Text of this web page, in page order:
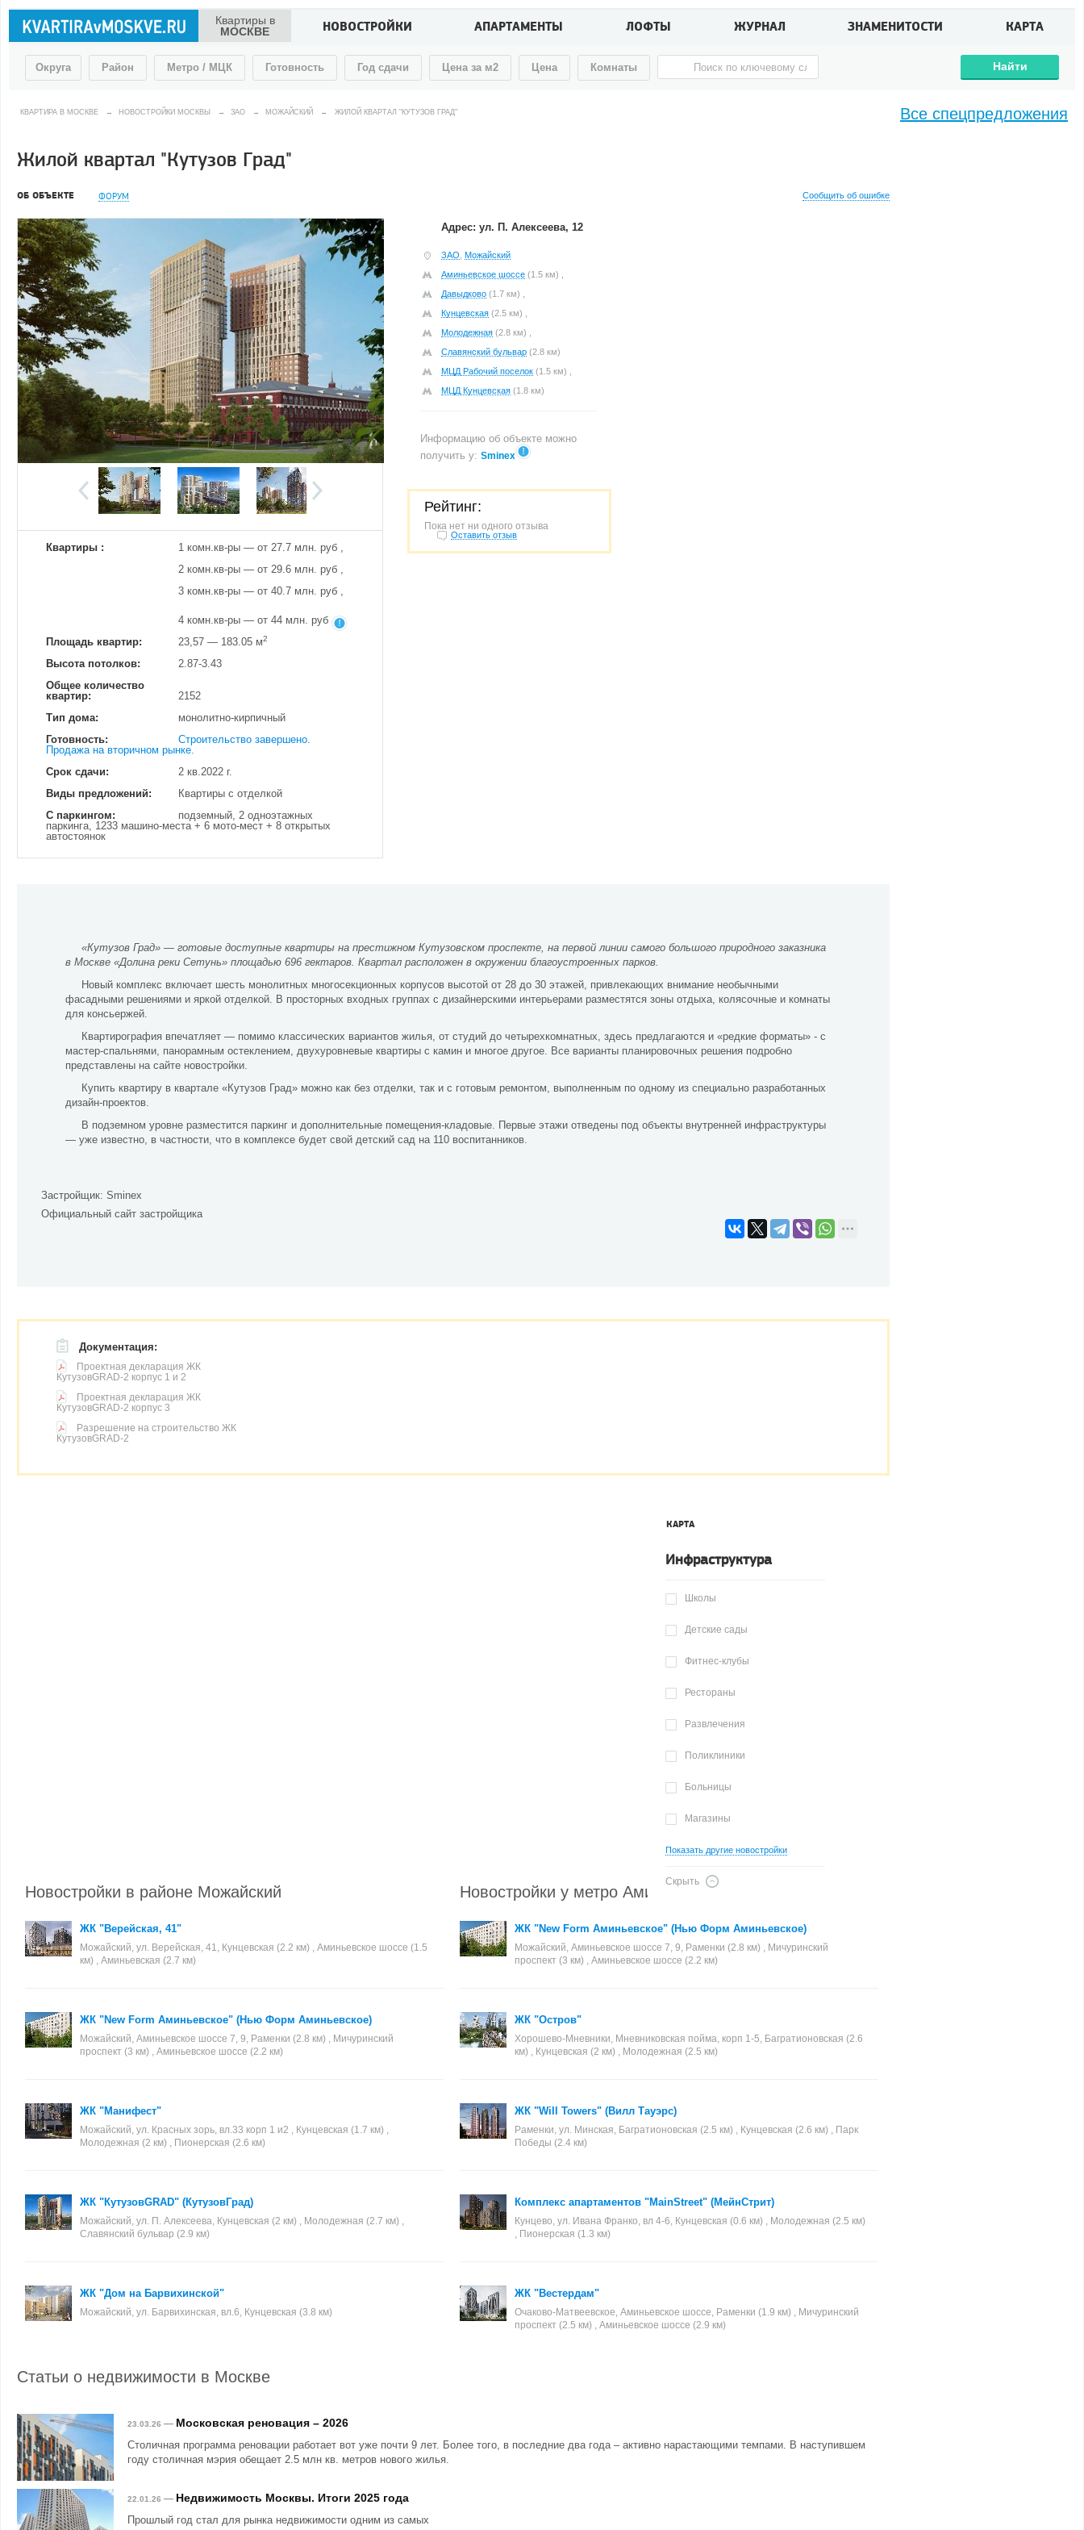
Квартиры в
МОСКВЕ
НОВОСТРОЙКИ АПАРТАМЕНТЫ ЛОФТЫ ЖУРНАЛ ЗНАМЕНИТОСТИ КАРТА
Округа Район Метро / МЦК Готовность Год сдачи Цена за м2 Цена Комнаты Найти
КВАРТИРА В МОСКВЕ → НОВОСТРОЙКИ МОСКВЫ → ЗАО → МОЖАЙСКИЙ → ЖИЛОЙ КВАРТАЛ "КУТУЗОВ ГРАД"
Жилой квартал "Кутузов Град"
ОБ ОБЪЕКТЕ ФОРУМ Сообщить об ошибке
Добавить фотографию Изменено: 20.07.2026 Просмотров 7220
Квартиры :
1 комн.кв-ры — от 27.7 млн. руб ,
2 комн.кв-ры — от 29.6 млн. руб ,
3 комн.кв-ры — от 40.7 млн. руб ,
4 комн.кв-ры — от 44 млн. руб
Площадь квартир:
23,57 — 183.05 м2
Высота потолков:
2.87-3.43
Общее количество
квартир:
2152
Тип дома:
монолитно-кирпичный
Готовность:
Строительство завершено.
Продажа на вторичном рынке.
Срок сдачи:
2 кв.2022 г.
Виды предложений:
Квартиры с отделкой
С паркингом:
подземный, 2 одноэтажных
паркинга, 1233 машино-места + 6 мото-мест + 8 открытых
автостоянок
Адрес: ул. П. Алексеева, 12
ЗАО Можайский
Аминьевское шоссе (1.5 км) ,
Давыдково (1.7 км) ,
Кунцевская (2.5 км) ,
Молодежная (2.8 км) ,
Славянский бульвар (2.8 км)
МЦД Рабочий поселок (1.5 км) ,
МЦД Кунцевская (1.8 км)
Информацию об объекте можно
получить у: Sminex
Рейтинг:
Пока нет ни одного отзыва
Оставить отзыв
«Кутузов Град» — готовые доступные квартиры на престижном Кутузовском проспекте, на первой линии самого большого природного заказника
в Москве «Долина реки Сетунь» площадью 696 гектаров. Квартал расположен в окружении благоустроенных парков.
Новый комплекс включает шесть монолитных многосекционных корпусов высотой от 28 до 30 этажей, привлекающих внимание необычными
фасадными решениями и яркой отделкой. В просторных входных группах с дизайнерскими интерьерами разместятся зоны отдыха, колясочные и комнаты
для консьержей.
Квартирография впечатляет — помимо классических вариантов жилья, от студий до четырехкомнатных, здесь предлагаются и «редкие форматы» - с
мастер-спальнями, панорамным остеклением, двухуровневые квартиры с камин и многое другое. Все варианты планировочных решения подробно
представлены на сайте новостройки.
Купить квартиру в квартале «Кутузов Град» можно как без отделки, так и с готовым ремонтом, выполненным по одному из специально разработанных
дизайн-проектов.
В подземном уровне разместится паркинг и дополнительные помещения-кладовые. Первые этажи отведены под объекты внутренней инфраструктуры
— уже известно, в частности, что в комплексе будет свой детский сад на 110 воспитанников.
Застройщик: Sminex
Официальный сайт застройщика
Документация:
Проектная декларация ЖК
КутузовGRAD-2 корпус 1 и 2
Проектная декларация ЖК
КутузовGRAD-2 корпус 3
Разрешение на строительство ЖК
КутузовGRAD-2
КАРТА
Инфраструктура
Школы
Детские сады
Фитнес-клубы
Рестораны
Развлечения
Поликлиники
Больницы
Магазины
Показать другие новостройки
Скрыть
Новостройки в районе Можайский
ЖК "Верейская, 41"
Можайский, ул. Верейская, 41, Кунцевская (2.2 км) , Аминьевское шоссе (1.5
км) , Аминьевская (2.7 км)
ЖК "New Form Аминьевское" (Нью Форм Аминьевское)
Можайский, Аминьевское шоссе 7, 9, Раменки (2.8 км) , Мичуринский
проспект (3 км) , Аминьевское шоссе (2.2 км)
ЖК "Манифест"
Можайский, ул. Красных зорь, вл.33 корп 1 и2 , Кунцевская (1.7 км) ,
Молодежная (2 км) , Пионерская (2.6 км)
ЖК "КутузовGRAD" (КутузовГрад)
Можайский, ул. П. Алексеева, Кунцевская (2 км) , Молодежная (2.7 км) ,
Славянский бульвар (2.9 км)
ЖК "Дом на Барвихинской"
Можайский, ул. Барвихинская, вл.6, Кунцевская (3.8 км)
Новостройки у метро Аминьевское шоссе
ЖК "New Form Аминьевское" (Нью Форм Аминьевское)
Можайский, Аминьевское шоссе 7, 9, Раменки (2.8 км) , Мичуринский
проспект (3 км) , Аминьевское шоссе (2.2 км)
ЖК "Остров"
Хорошево-Мневники, Мневниковская пойма, корп 1-5, Багратионовская (2.6
км) , Кунцевская (2 км) , Молодежная (2.5 км)
ЖК "Will Towers" (Вилл Тауэрс)
Раменки, ул. Минская, Багратионовская (2.5 км) , Кунцевская (2.6 км) , Парк
Победы (2.4 км)
Комплекс апартаментов "MainStreet" (МейнСтрит)
Кунцево, ул. Ивана Франко, вл 4-6, Кунцевская (0.6 км) , Молодежная (2.5 км)
, Пионерская (1.3 км)
ЖК "Вестердам"
Очаково-Матвеевское, Аминьевское шоссе, Раменки (1.9 км) , Мичуринский
проспект (2.5 км) , Аминьевское шоссе (2.9 км)
Статьи о недвижимости в Москве
23.03.26 — Московская реновация – 2026
Столичная программа реновации работает вот уже почти 9 лет. Более того, в последние два года – активно нарастающими темпами. В наступившем
году столичная мэрия обещает 2.5 млн кв. метров нового жилья.
22.01.26 — Недвижимость Москвы. Итоги 2025 года
Прошлый год стал для рынка недвижимости одним из самых
Все спецпредложения